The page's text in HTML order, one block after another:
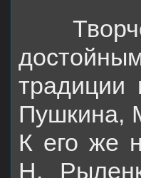
традиции
Пушкина,
К его же
Н.